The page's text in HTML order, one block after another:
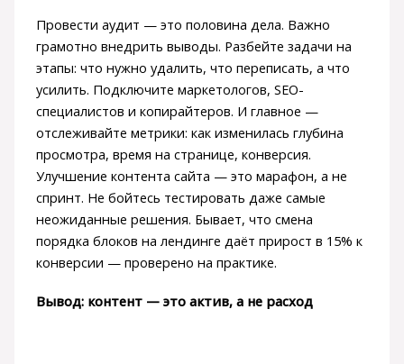
Провести аудит — это половина дела. Важно
грамотно внедрить выводы. Разбейте задачи на
этапы: что нужно удалить, что переписать, а что
усилить. Подключите маркетологов, SEO-
специалистов и копирайтеров. И главное —
отслеживайте метрики: как изменилась глубина
просмотра, время на странице, конверсия.
Улучшение контента сайта — это марафон, а не
спринт. Не бойтесь тестировать даже самые
неожиданные решения. Бывает, что смена
порядка блоков на лендинге даёт прирост в 15% к
конверсии — проверено на практике.
Вывод: контент — это актив, а не расход